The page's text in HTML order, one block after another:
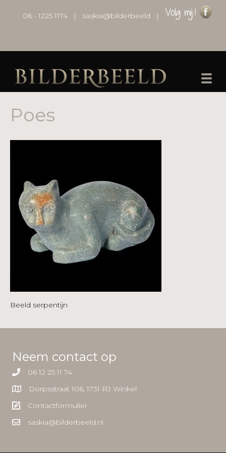
06 - 1225 1174 | saskia@bilderbeeld |
Poes
Beeld serpentijn
Neem contact op
06 12 25 11 74
Dorpsstraat 106, 1731 RJ Winkel
Contactformulier
saskia@bilderbeeld.nl